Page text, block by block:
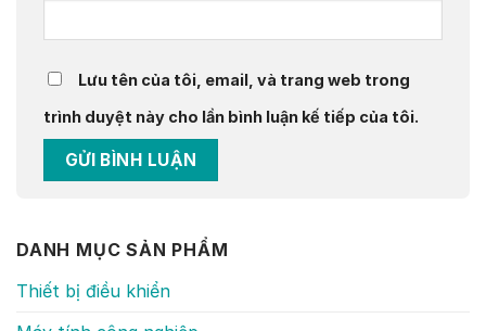
Lưu tên của tôi, email, và trang web trong
trình duyệt này cho lần bình luận kế tiếp của tôi.
DANH MỤC SẢN PHẨM
Thiết bị điều khiển